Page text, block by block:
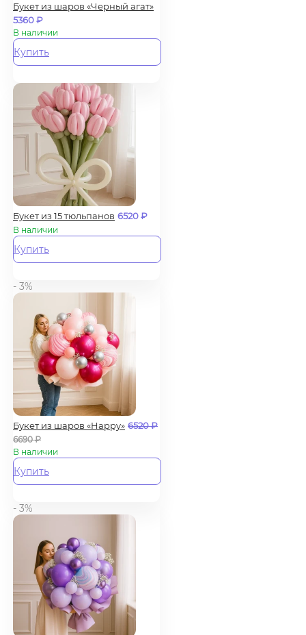
Букет из шаров «Черный агат»
5360₽
В наличии
Купить
Букет из 15 тюльпанов 6520₽
В наличии
Купить
- 3%
Букет из шаров «Happy» 6520₽
6690₽
В наличии
Купить
- 3%